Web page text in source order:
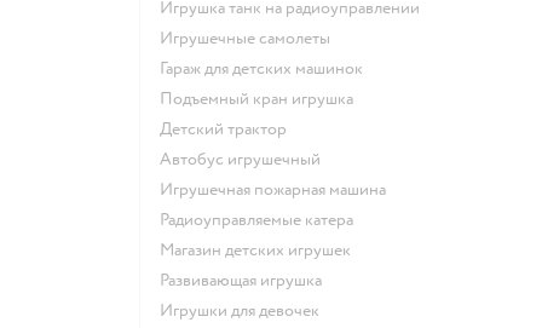
Игрушка танк на радиоуправлении
Игрушечные самолеты
Гараж для детских машинок
Подъемный кран игрушка
Детский трактор
Автобус игрушечный
Игрушечная пожарная машина
Радиоуправляемые катера
Магазин детских игрушек
Развивающая игрушка
Игрушки для девочек